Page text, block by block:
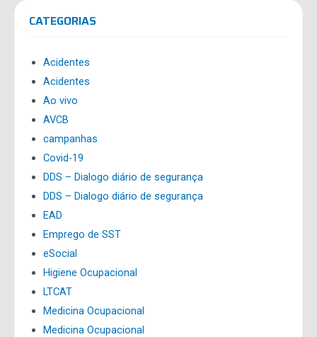
CATEGORIAS
Acidentes
Acidentes
Ao vivo
AVCB
campanhas
Covid-19
DDS – Dialogo diário de segurança
DDS – Dialogo diário de segurança
EAD
Emprego de SST
eSocial
Higiene Ocupacional
LTCAT
Medicina Ocupacional
Medicina Ocupacional